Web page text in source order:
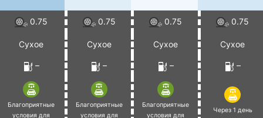
0.75 0.75 0.75 0.75
Сухое Сухое Сухое Сухое
– – – –
Благоприятные
условия для
Благоприятные
условия для
Благоприятные
условия для
Через 1 день